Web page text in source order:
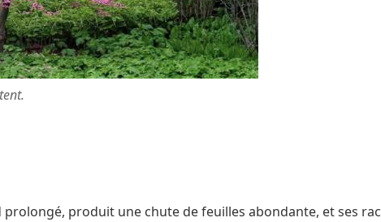
prolongé, produit une chute de feuilles abondante, et ses